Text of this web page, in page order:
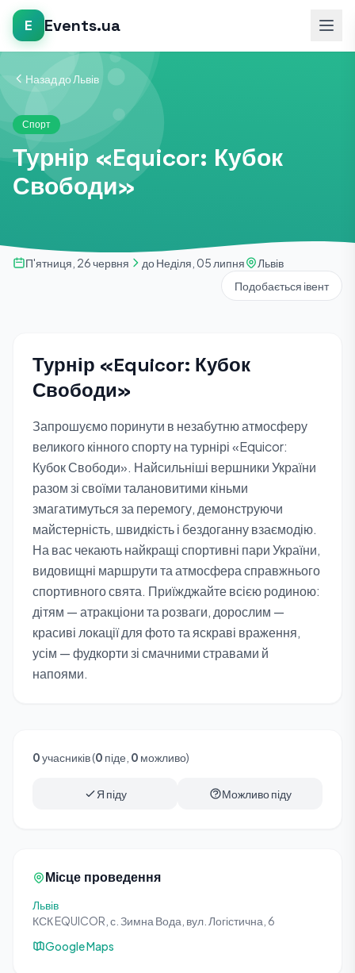
E Events.ua
Назад до Львів
Спорт
Турнір «Equicor: Кубок
Свободи»
П'ятниця, 26 червня до Неділя, 05 липня
Львів
Подобається івент
Турнір «Equicor: Кубок
Свободи»
Запрошуємо поринути в незабутню атмосферу
великого кінного спорту на турнірі «Equicor:
Кубок Свободи». Найсильніші вершники України
разом зі своїми талановитими кіньми
змагатимуться за перемогу, демонструючи
майстерність, швидкість і бездоганну взаємодію.
На вас чекають найкращі спортивні пари України,
видовищні маршрути та атмосфера справжнього
спортивного свята. Приїжджайте всією родиною:
дітям — атракціони та розваги, дорослим —
красиві локації для фото та яскраві враження,
усім — фудкорти зі смачними стравами й
напоями.
0учасників (0 піде, 0 можливо)
Я піду Можливо піду
Місце проведення
Львів
КСК EQUICOR, с. Зимна Вода, вул. Логістична, 6
Google Maps